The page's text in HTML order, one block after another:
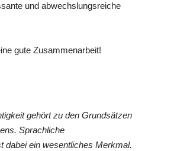
und abwechslungsreiche
gute Zusammenarbeit!
gehört zu den Grundsätzen
Sprachliche
dabei ein wesentliches Merkmal.